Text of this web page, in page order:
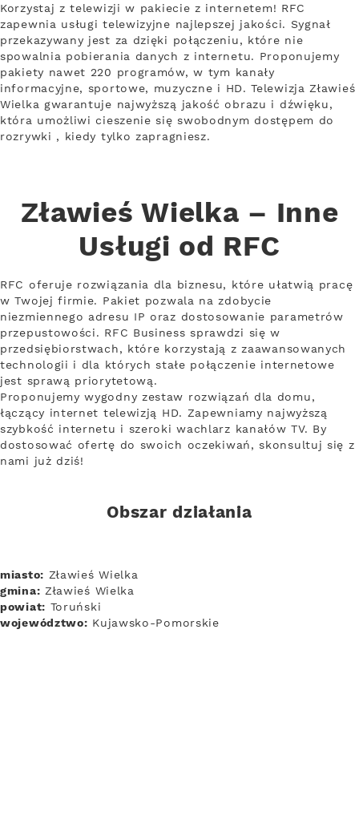
Korzystaj z telewizji w pakiecie z internetem! RFC
zapewnia usługi telewizyjne najlepszej jakości. Sygnał
przekazywany jest za dzięki połączeniu, które nie
spowalnia pobierania danych z internetu. Proponujemy
pakiety nawet 220 programów, w tym kanały
informacyjne, sportowe, muzyczne i HD. Telewizja Zławieś
Wielka gwarantuje najwyższą jakość obrazu i dźwięku,
która umożliwi cieszenie się swobodnym dostępem do
rozrywki , kiedy tylko zapragniesz.
Zławieś Wielka – Inne
Usługi od RFC
RFC oferuje rozwiązania dla biznesu, które ułatwią pracę
w Twojej firmie. Pakiet pozwala na zdobycie
niezmiennego adresu IP oraz dostosowanie parametrów
przepustowości. RFC Business sprawdzi się w
przedsiębiorstwach, które korzystają z zaawansowanych
technologii i dla których stałe połączenie internetowe
jest sprawą priorytetową.
Proponujemy wygodny zestaw rozwiązań dla domu,
łączący internet telewizją HD. Zapewniamy najwyższą
szybkość internetu i szeroki wachlarz kanałów TV. By
dostosować ofertę do swoich oczekiwań, skonsultuj się z
nami już dziś!
Obszar działania
miasto: Zławieś Wielka
gmina: Zławieś Wielka
powiat: Toruński
województwo: Kujawsko-Pomorskie